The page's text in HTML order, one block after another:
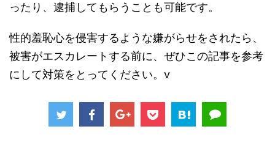
ったり、逮捕してもらうことも可能です。
性的羞恥心を侵害するような嫌がらせをされたら、
被害がエスカレートする前に、ぜひこの記事を参考
にして対策をとってください。v